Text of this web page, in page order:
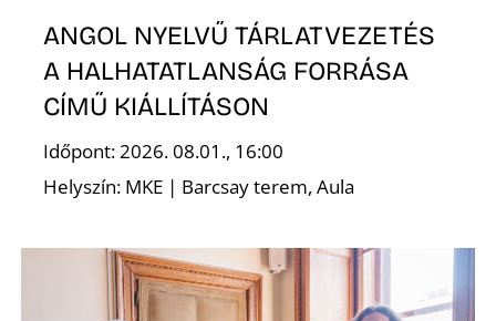
ANGOL NYELVŰ TÁRLATVEZETÉS
A HALHATATLANSÁG FORRÁSA
CÍMŰ KIÁLLÍTÁSON
Időpont: 2026. 08.01., 16:00
Helyszín: MKE | Barcsay terem, Aula